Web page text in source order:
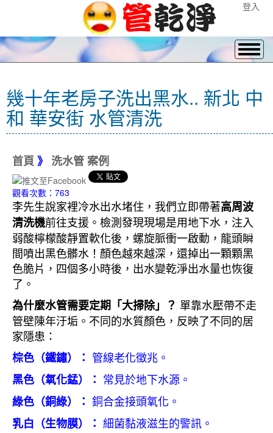
登入
幾十年老房子洗出黑水.. 新北 中
和 華安街 水管清洗
首頁 》 洗水管 案例
觀看次數：763
李先生說家裡冷水出水堵住，我們立即帶著高周波
清洗機前往支援。檢測發現現場是用地下水，注入
弱酸檸檬酸靜置軟化後，螺旋脈衝一啟動，龍頭瞬
間噴出黑色髒水！顏色越來越深，還掉出一顆顆黑
色脆片，四個多小時後，出水變乾淨出水量也恢復
了。
為什麼水管需要定期「大掃除」？ 單靠水壓帶不走
管壁陳年汙垢。不同的水質顏色，反映了不同的居
家隱患：
棕色（鐵鏽）： 管線老化徵兆。
黑色（氧化錳）： 常見於地下水源。
綠色（銅綠）： 銅合金接頭氧化。
乳白（生物膜）： 細菌黏液滋生的警訊。